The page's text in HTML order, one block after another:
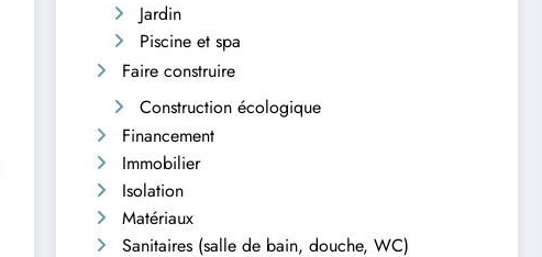
Jardin
Piscine et spa
Faire construire
Construction écologique
Financement
Immobilier
Isolation
Matériaux
Sanitaires (salle de bain, douche, WC)